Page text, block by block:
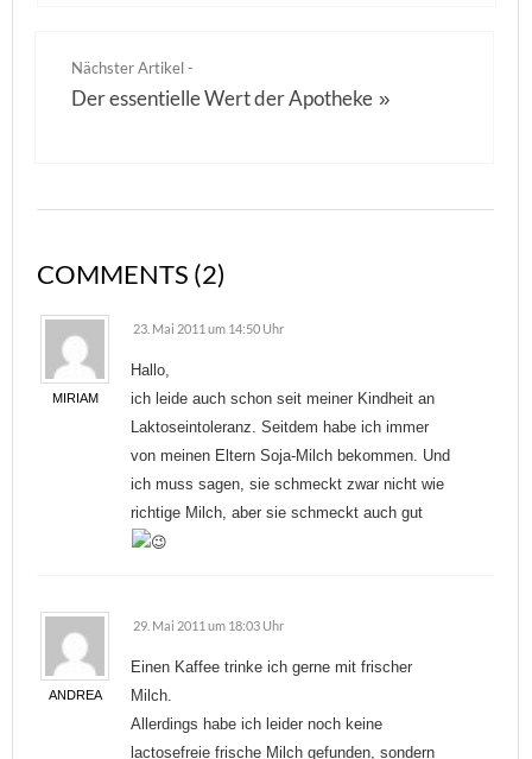
Nächster Artikel -
Der essentielle Wert der Apotheke »
COMMENTS (2)
MIRIAM
23. Mai 2011 um 14:50 Uhr
Hallo,
ich leide auch schon seit meiner Kindheit an
Laktoseintoleranz. Seitdem habe ich immer
von meinen Eltern Soja-Milch bekommen. Und
ich muss sagen, sie schmeckt zwar nicht wie
richtige Milch, aber sie schmeckt auch gut
ANDREA
29. Mai 2011 um 18:03 Uhr
Einen Kaffee trinke ich gerne mit frischer
Milch.
Allerdings habe ich leider noch keine
lactosefreie frische Milch gefunden, sondern